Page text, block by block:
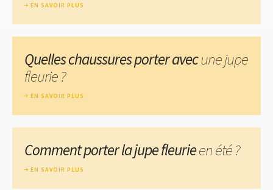
EN SAVOIR PLUS
Quelles chaussures porter avecune jupe
fleurie ?
EN SAVOIR PLUS
Comment porter la jupe fleurieen été ?
EN SAVOIR PLUS